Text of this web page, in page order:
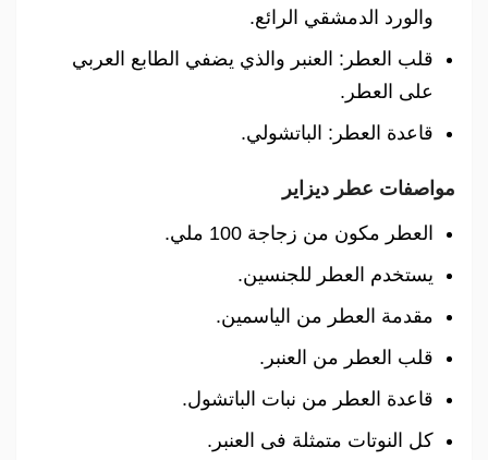
والورد الدمشقي الرائع.
قلب العطر: العنبر والذي يضفي الطابع العربي
على العطر.
قاعدة العطر: الباتشولي.
مواصفات عطر ديزاير
العطر مكون من زجاجة 100 ملي.
يستخدم العطر للجنسين.
مقدمة العطر من الياسمين.
قلب العطر من العنبر.
قاعدة العطر من نبات الباتشول.
كل النوتات متمثلة فى العنبر.